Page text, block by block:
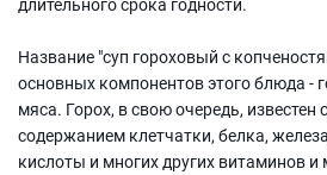
длительного срока годности.
Название "суп гороховый с
основных компонентов этого блюда -
мяса. Горох, в свою очередь,
содержанием клетчатки, белка,
кислоты и многих других витаминов и